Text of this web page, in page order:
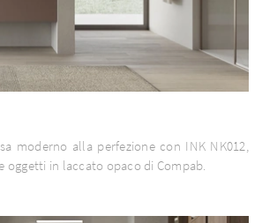
moderno alla perfezione con INK NK012,
oggetti in laccato opaco di Compab.